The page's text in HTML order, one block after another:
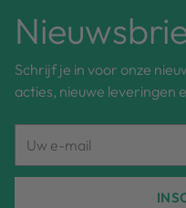
Schrijf je in voor onze
acties, nieuwe leveringen
mail